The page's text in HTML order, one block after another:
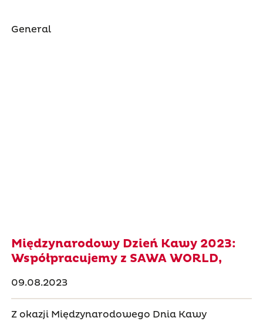
General
Międzynarodowy Dzień Kawy 2023:
Współpracujemy z SAWA WORLD,
09.08.2023
Z okazji Międzynarodowego Dnia Kawy